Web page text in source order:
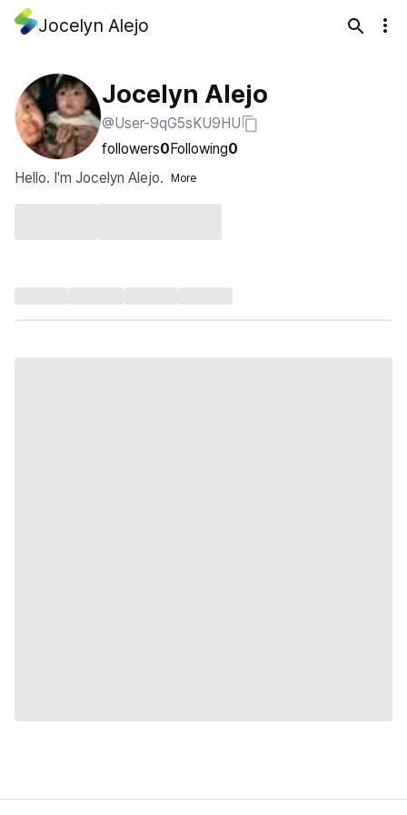
Jocelyn Alejo
Jocelyn Alejo
@User-9qG5sKU9HU
followers0Following0
Hello. I'm Jocelyn Alejo.
More